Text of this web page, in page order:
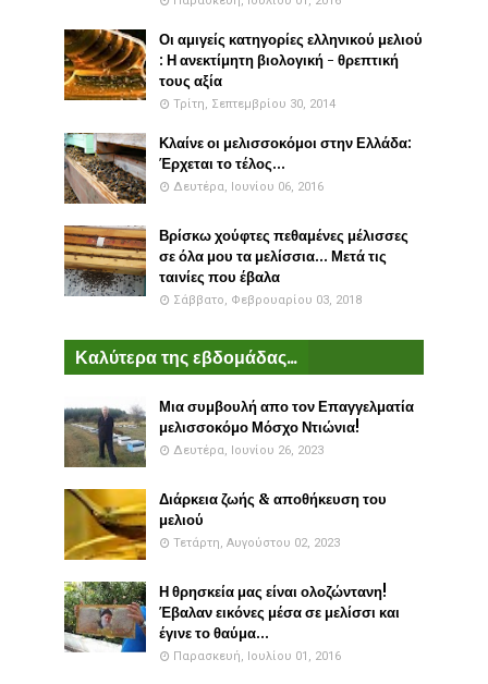
Οι αμιγείς κατηγορίες ελληνικού μελιού
: Η ανεκτίμητη βιολογική - θρεπτική
τους αξία
Τρίτη, Σεπτεμβρίου 30, 2014
Κλαίνε οι μελισσοκόμοι στην Ελλάδα:
Έρχεται το τέλος...
Δευτέρα, Ιουνίου 06, 2016
Βρίσκω χούφτες πεθαμένες μέλισσες
σε όλα μου τα μελίσσια... Μετά τις
ταινίες που έβαλα
Σάββατο, Φεβρουαρίου 03, 2018
Καλύτερα της εβδομάδας...
Μια συμβουλή απο τον Επαγγελματία
μελισσοκόμο Μόσχο Ντιώνια!
Δευτέρα, Ιουνίου 26, 2023
Διάρκεια ζωής & αποθήκευση του
μελιού
Τετάρτη, Αυγούστου 02, 2023
Η θρησκεία μας είναι ολοζώντανη!
Έβαλαν εικόνες μέσα σε μελίσσι και
έγινε το θαύμα...
Παρασκευή, Ιουλίου 01, 2016